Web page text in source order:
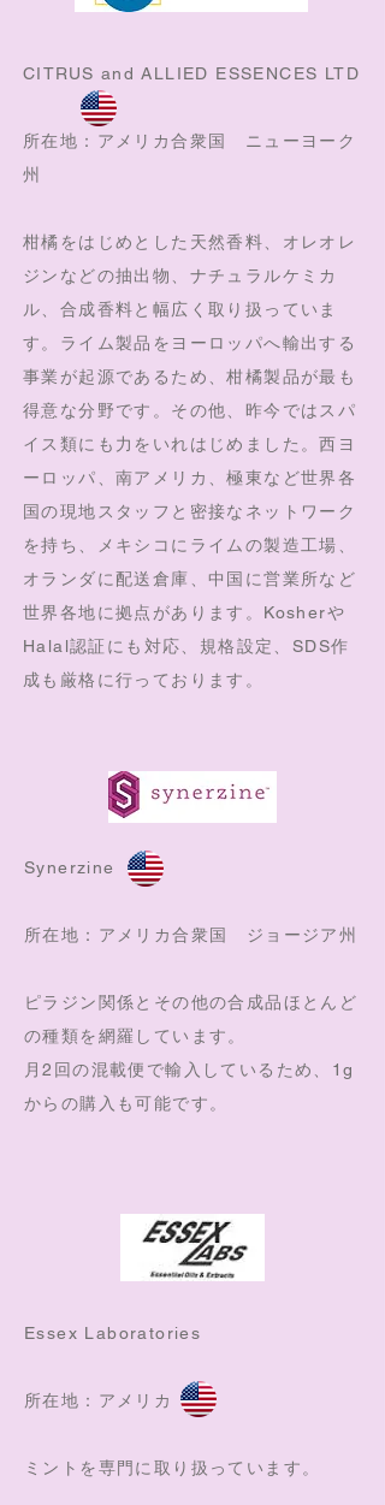
CITRUS and ALLIED ESSENCES LTD
所在地：アメリカ合衆国 ニューヨーク
州
柑橘をはじめとした天然香料、オレオレ
ジンなどの抽出物、ナチュラルケミカ
ル、合成香料と幅広く取り扱っていま
す。 ライム製品をヨーロッパへ輸出する
事業が起源であるため、柑橘製品が最も
得意な分野です。 その他、昨今ではスパ
イス類にも力をいれはじめました。西ヨ
ーロッパ、南アメリカ、極東など世界各
国の現地スタッフと密接なネットワーク
を持ち、
メキシコにライムの製造工場、
オランダに配送倉庫、中国に営業所など
世界各地に拠点があります。 Kosherや
Halal認証にも対応、規格設定、SDS作
成も厳格に行っております。
Synerzine
所在地：アメリカ合衆国 ジョージア州
ピラジン関係とその他の合成品ほとんど
の種類を網羅しています。
月2回の混載便で輸入しているため、1g
からの購入も可能です。
Essex Laboratories
所在地：アメリカ
ミントを専門に取り扱っています。